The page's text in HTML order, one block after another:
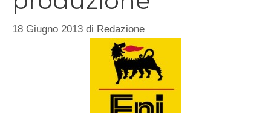
18 Giugno 2013 di Redazione